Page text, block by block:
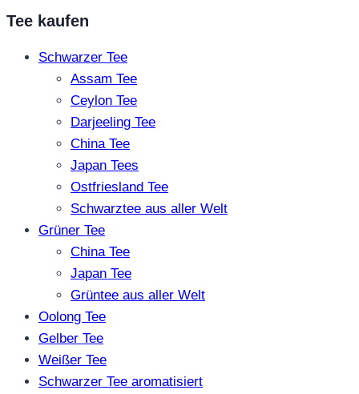
Tee kaufen
Schwarzer Tee
Assam Tee
Ceylon Tee
Darjeeling Tee
China Tee
Japan Tees
Ostfriesland Tee
Schwarztee aus aller Welt
Grüner Tee
China Tee
Japan Tee
Grüntee aus aller Welt
Oolong Tee
Gelber Tee
Weißer Tee
Schwarzer Tee aromatisiert